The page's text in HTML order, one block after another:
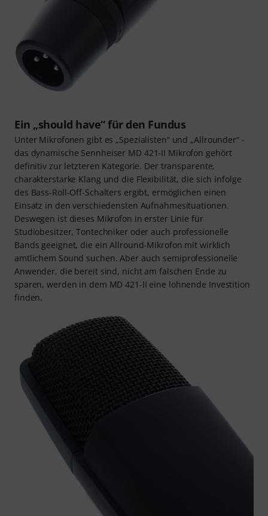
Ein „should have“ für den Fundus
Unter Mikrofonen gibt es „Spezialisten“ und „Allrounder“ -
das dynamische Sennheiser MD 421-II Mikrofon gehört
definitiv zur letzteren Kategorie. Der transparente,
charakterstarke Klang und die Flexibilität, die sich infolge
des Bass-Roll-Off-Schalters ergibt, ermöglichen einen
Einsatz in den verschiedensten Aufnahmesituationen.
Deswegen ist dieses Mikrofon in erster Linie für
Studiobesitzer, Tontechniker oder auch professionelle
Bands geeignet, die ein Allround-Mikrofon mit wirklich
amtlichem Sound suchen. Aber auch semiprofessionelle
Anwender, die bereit sind, nicht am falschen Ende zu
sparen, werden in dem MD 421-II eine lohnende Investition
finden.